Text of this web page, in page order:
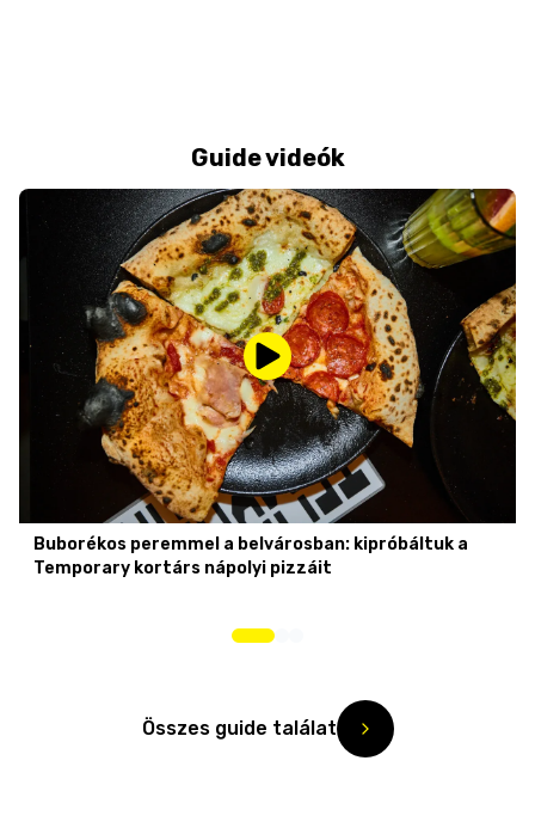
Guide videók
Buborékos peremmel a belvárosban: kipróbáltuk a
Temporary kortárs nápolyi pizzáit
Összes guide találat